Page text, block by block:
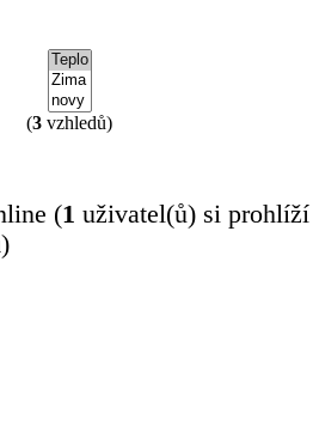
(3 vzhledů)
(1 uživatel(ů) si prohlíží
)